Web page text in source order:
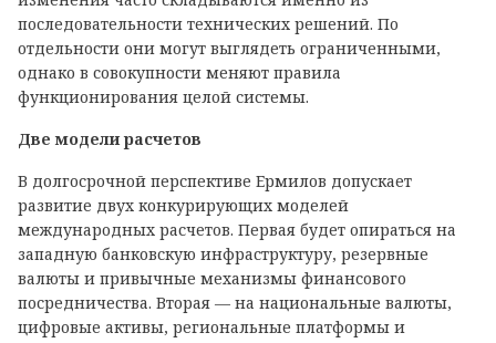
последовательности технических решений. По
отдельности они могут выглядеть ограниченными,
однако в совокупности меняют правила
функционирования целой системы.
Две модели расчетов
В долгосрочной перспективе Ермилов допускает
развитие двух конкурирующих моделей
международных расчетов. Первая будет опираться на
западную банковскую инфраструктуру, резервные
валюты и привычные механизмы финансового
посредничества. Вторая — на национальные валюты,
цифровые активы, региональные платформы и